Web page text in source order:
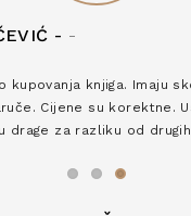
- -
kupovanja knjiga. Imaju
Cijene su korektne.
drage za razliku od